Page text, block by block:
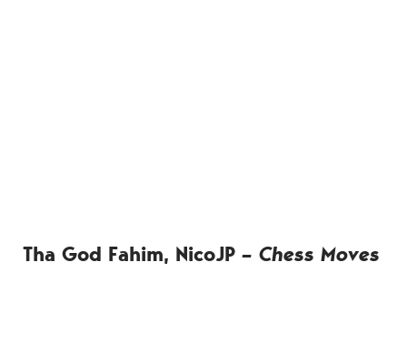
Tha God Fahim, NicoJP – Chess Moves